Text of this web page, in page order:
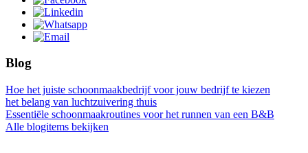
Blog
Hoe het juiste schoonmaakbedrijf voor jouw bedrijf te kiezen
het belang van luchtzuivering thuis
Essentiële schoonmaakroutines voor het runnen van een B&B
Alle blogitems bekijken